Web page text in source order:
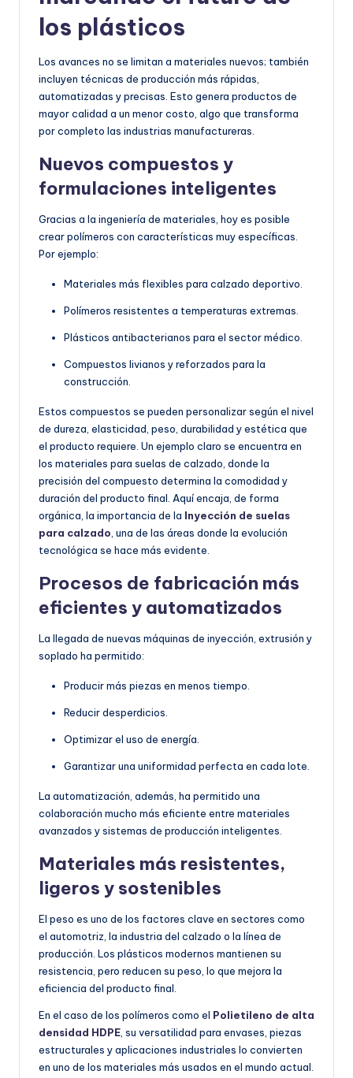
los plásticos
Los avances no se limitan a materiales nuevos; también
incluyen técnicas de producción más rápidas,
automatizadas y precisas. Esto genera productos de
mayor calidad a un menor costo, algo que transforma
por completo las industrias manufactureras.
Nuevos compuestos y
formulaciones inteligentes
Gracias a la ingeniería de materiales, hoy es posible
crear polímeros con características muy específicas.
Por ejemplo:
Materiales más flexibles para calzado deportivo.
Polímeros resistentes a temperaturas extremas.
Plásticos antibacterianos para el sector médico.
Compuestos livianos y reforzados para la
construcción.
Estos compuestos se pueden personalizar según el nivel
de dureza, elasticidad, peso, durabilidad y estética que
el producto requiere. Un ejemplo claro se encuentra en
los materiales para suelas de calzado, donde la
precisión del compuesto determina la comodidad y
duración del producto final. Aquí encaja, de forma
orgánica, la importancia de la Inyección de suelas
para calzado, una de las áreas donde la evolución
tecnológica se hace más evidente.
Procesos de fabricación más
eficientes y automatizados
La llegada de nuevas máquinas de inyección, extrusión y
soplado ha permitido:
Producir más piezas en menos tiempo.
Reducir desperdicios.
Optimizar el uso de energía.
Garantizar una uniformidad perfecta en cada lote.
La automatización, además, ha permitido una
colaboración mucho más eficiente entre materiales
avanzados y sistemas de producción inteligentes.
Materiales más resistentes,
ligeros y sostenibles
El peso es uno de los factores clave en sectores como
el automotriz, la industria del calzado o la línea de
producción. Los plásticos modernos mantienen su
resistencia, pero reducen su peso, lo que mejora la
eficiencia del producto final.
En el caso de los polímeros como el Polietileno de alta
densidad HDPE, su versatilidad para envases, piezas
estructurales y aplicaciones industriales lo convierten
en uno de los materiales más usados en el mundo actual.